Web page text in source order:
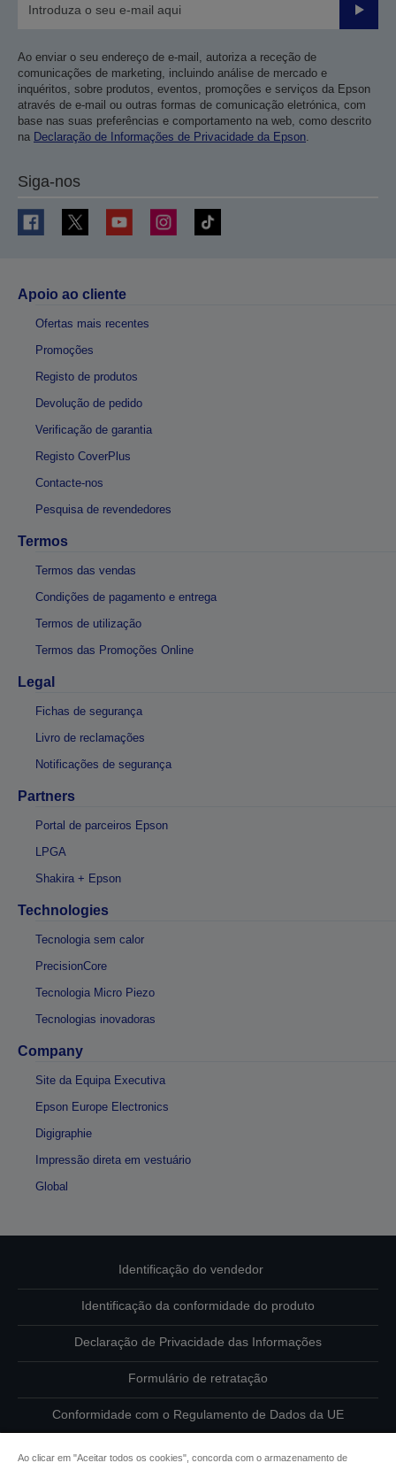
Enviar
Ao enviar o seu endereço de e-mail, autoriza a receção de
comunicações de marketing, incluindo análise de mercado e
inquéritos, sobre produtos, eventos, promoções e serviços da Epson
através de e-mail ou outras formas de comunicação eletrónica, com
base nas suas preferências e comportamento na web, como descrito
na Declaração de Informações de Privacidade da Epson.
Siga-nos
Apoio ao cliente
Ofertas mais recentes
Promoções
Registo de produtos
Devolução de pedido
Verificação de garantia
Registo CoverPlus
Contacte-nos
Pesquisa de revendedores
Termos
Termos das vendas
Condições de pagamento e entrega
Termos de utilização
Termos das Promoções Online
Legal
Fichas de segurança
Livro de reclamações
Notificações de segurança
Partners
Portal de parceiros Epson
LPGA
Shakira + Epson
Technologies
Tecnologia sem calor
PrecisionCore
Tecnologia Micro Piezo
Tecnologias inovadoras
Company
Site da Equipa Executiva
Epson Europe Electronics
Digigraphie
Impressão direta em vestuário
Global
Identificação do vendedor
Identificação da conformidade do produto
Declaração de Privacidade das Informações
Formulário de retratação
Conformidade com o Regulamento de Dados da UE
Ao clicar em "Aceitar todos os cookies", concorda com o armazenamento de